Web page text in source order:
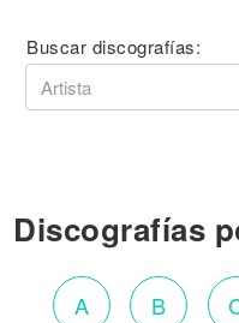
Buscar discografías:
Discografías
A B